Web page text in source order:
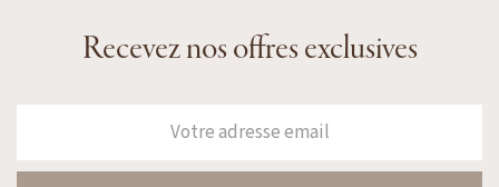
Recevez nos offres exclusives